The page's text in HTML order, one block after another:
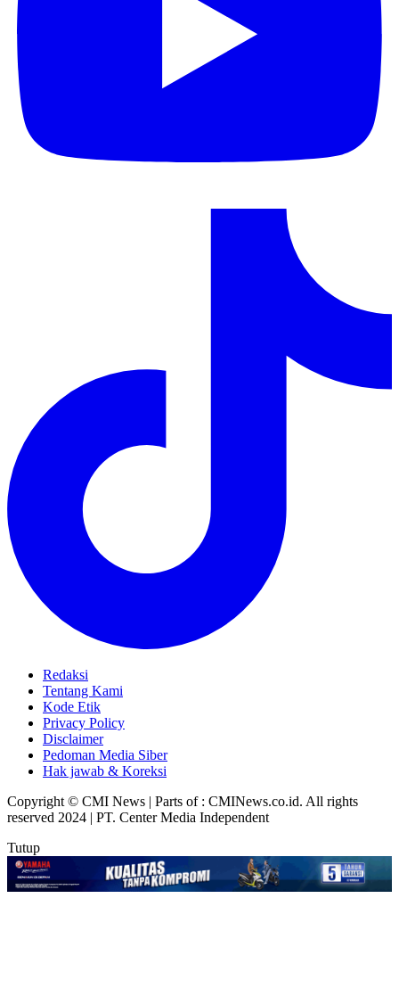
Redaksi
Tentang Kami
Kode Etik
Privacy Policy
Disclaimer
Pedoman Media Siber
Hak jawab & Koreksi
Copyright © CMI News | Parts of : CMINews.co.id. All rights
reserved 2024 | PT. Center Media Independent
Tutup